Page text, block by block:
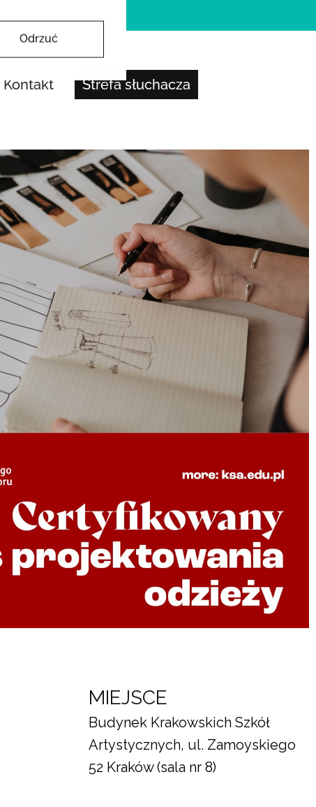
Odrzuć
Kontakt Strefa słuchacza
MIEJSCE
Budynek Krakowskich Szkół
Artystycznych, ul. Zamoyskiego
52 Kraków (sala nr 8)